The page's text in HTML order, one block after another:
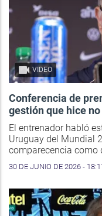
VIDEO
Conferencia de
gestión que hice
El entrenador habló
Uruguay del Mundial
comparecencia como
30 DE JUNIO DE 2026 -